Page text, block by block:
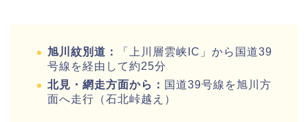
旭川紋別道：
「上川層雲峡IC」から国道39
号線を経由して約25分
北見・網走方面から： 国道39号線を旭川方
面へ走行（石北峠越え）